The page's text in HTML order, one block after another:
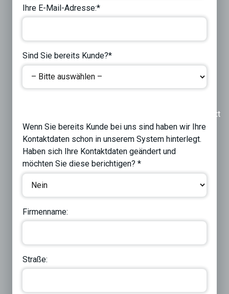
Ihre E-Mail-Adresse:*
Sind Sie bereits Kunde?*
Next
Wenn Sie bereits Kunde bei uns sind haben wir Ihre
Kontaktdaten schon in unserem System hinterlegt.
Haben sich Ihre Kontaktdaten geändert und
möchten Sie diese berichtigen? *
Firmenname:
Straße: